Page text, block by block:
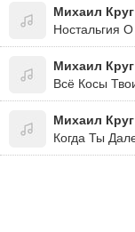
Михаил Круг
Михаил Круг
Михаил Круг